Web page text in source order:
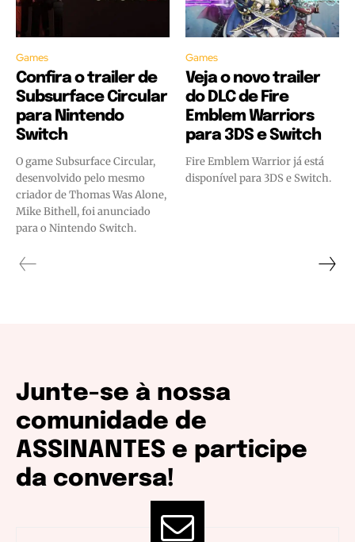
Games
Confira o trailer de
Subsurface Circular
para Nintendo
Switch
O game Subsurface Circular,
desenvolvido pelo mesmo
criador de Thomas Was Alone,
Mike Bithell, foi anunciado
para o Nintendo Switch.
Games
Veja o novo trailer
do DLC de Fire
Emblem Warriors
para 3DS e Switch
Fire Emblem Warrior já está
disponível para 3DS e Switch.
Junte-se à nossa
comunidade de
ASSINANTES e participe
da conversa!